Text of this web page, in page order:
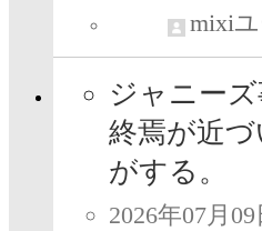
mixi
ジャニー
終焉が近
がする。
2026年07月